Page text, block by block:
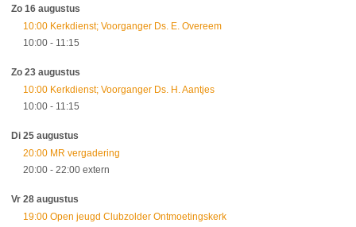
Zo 16 augustus
10:00 Kerkdienst; Voorganger Ds. E. Overeem
10:00 - 11:15
Zo 23 augustus
10:00 Kerkdienst; Voorganger Ds. H. Aantjes
10:00 - 11:15
Di 25 augustus
20:00 MR vergadering
20:00 - 22:00 extern
Vr 28 augustus
19:00 Open jeugd Clubzolder Ontmoetingskerk